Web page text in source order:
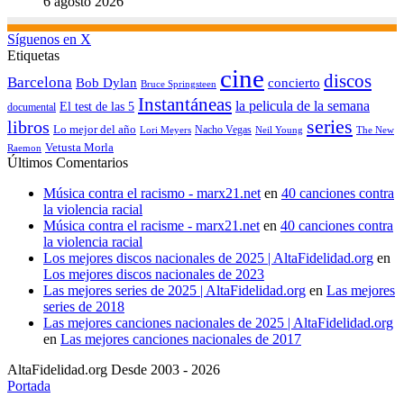
Síguenos en X
Etiquetas
Barcelona Bob Dylan Bruce Springsteen cine concierto discos
documental El test de las 5 Instantáneas la pelicula de la semana
libros Lo mejor del año Lori Meyers Nacho Vegas Neil Young series The New
Raemon Vetusta Morla
Últimos Comentarios
Música contra el racismo - marx21.neten 40 canciones contra
la violencia racial
Música contra el racisme - marx21.neten 40 canciones contra
la violencia racial
Los mejores discos nacionales de 2025 | AltaFidelidad.org en
Los mejores discos nacionales de 2023
Las mejores series de 2025 | AltaFidelidad.org en Las mejores
series de 2018
Las mejores canciones nacionales de 2025 | AltaFidelidad.org
en Las mejores canciones nacionales de 2017
AltaFidelidad.org Desde 2003 - 2026
Portada